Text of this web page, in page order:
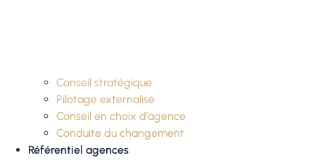
Conseil stratégique
Pilotage externalisé
Conseil en choix d’agence
Conduite du changement
Référentiel agences